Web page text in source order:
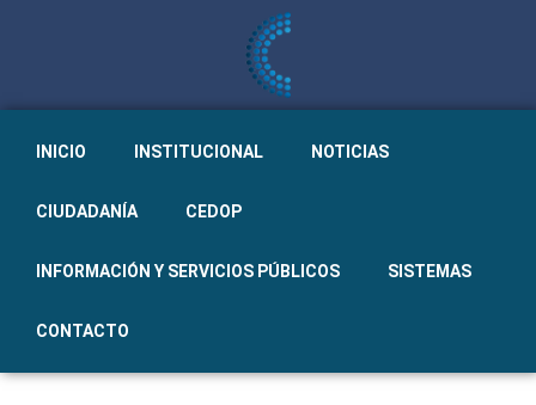
INICIO INSTITUCIONAL NOTICIAS
CIUDADANÍA CEDOP
INFORMACIÓN Y SERVICIOS PÚBLICOS SISTEMAS
CONTACTO